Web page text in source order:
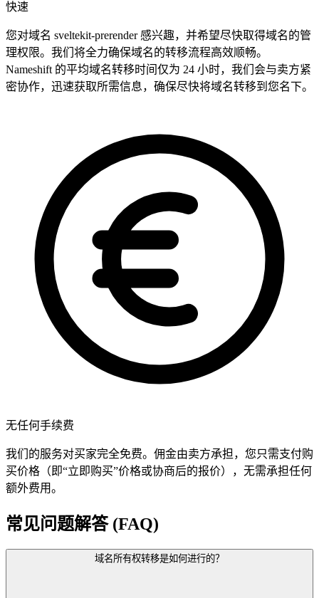
快速
您对域名 sveltekit-prerender 感兴趣，并希望尽快取得域名的管
理权限。我们将全力确保域名的转移流程高效顺畅。
Nameshift 的平均域名转移时间仅为 24 小时，我们会与卖方紧
密协作，迅速获取所需信息，确保尽快将域名转移到您名下。
无任何手续费
我们的服务对买家完全免费。佣金由卖方承担，您只需支付购
买价格（即“立即购买”价格或协商后的报价），无需承担任何
额外费用。
常见问题解答 (FAQ)
域名所有权转移是如何进行的？